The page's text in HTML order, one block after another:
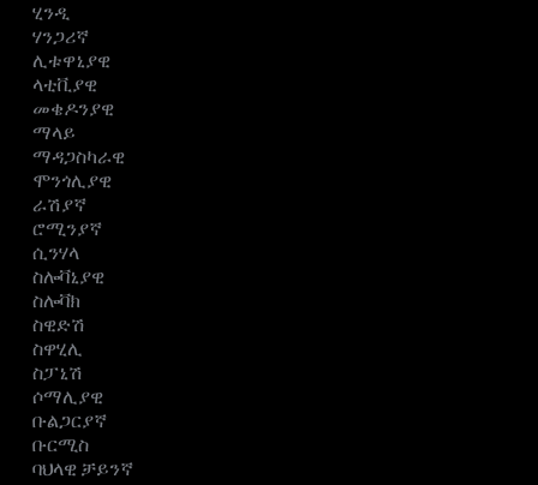
ሂንዲ
ሃንጋሪኛ
ሊቱዋኒያዊ
ላቲቪያዊ
መቄዶንያዊ
ማላይ
ማዳጋስካራዊ
ሞንጎሊያዊ
ራሽያኛ
ሮሚንያኛ
ሲንሃላ
ስሎቫኒያዊ
ስሎቫክ
ስዊድሽ
ስዋሂሊ
ስፓኒሽ
ሶማሊያዊ
ቡልጋርያኛ
ቡርሚስ
ባህላዊ ቻይንኛ